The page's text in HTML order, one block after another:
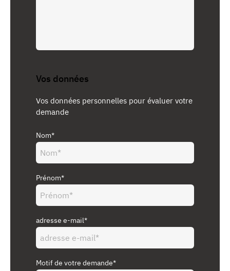
Vos données
Vos données personnelles pour évaluer votre
demande
Nom*
Prénom*
adresse e-mail*
Motif de votre demande*